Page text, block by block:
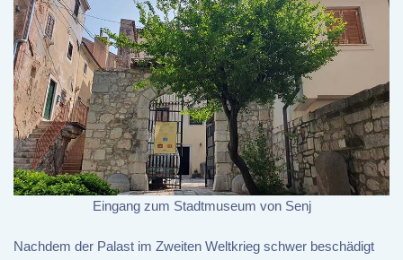
Eingang zum Stadtmuseum von Senj
Nachdem der Palast im Zweiten Weltkrieg schwer beschädigt